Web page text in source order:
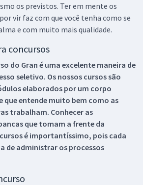
os previstos. Ter em mente os
vir faz com que você tenha como se
e com muito mais qualidade.
concursos
do Gran é uma excelente maneira de
seletivo. Os nossos cursos são
elaborados por um corpo
que entende muito bem como as
trabalham. Conhecer as
que tomam a frente da
é importantíssimo, pois cada
de administrar os processos